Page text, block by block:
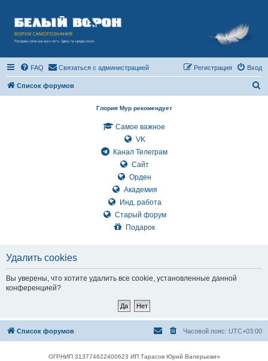
FAQ Связаться с администрацией Вход
Регистрация
Список форумов
Глория Мур рекомендует
Самое важное
VK
Канал Телеграм
Сайт
Орден
Академия
Инд. работа
Старый форум
Подарок
Удалить cookies
Вы уверены, что хотите удалить все cookie, установленные данной
конференцией?
Список форумов Часовой пояс: UTC+03:00
ОГРНИП 313774622400623 ИП Тарасов Юрий Валерьевич